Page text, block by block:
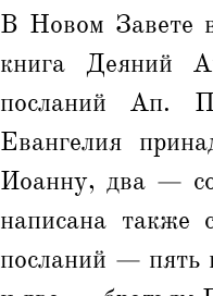
В Новом Завете
книга Деяний
посланий Ап.
Евангелия
Иоанну, два —
написана
посланий — пять